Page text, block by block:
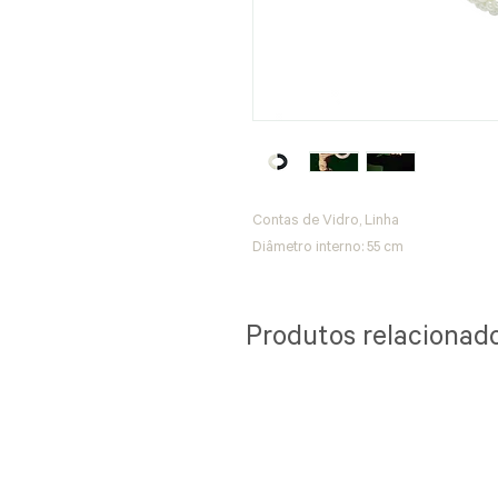
Contas de Vidro, Linha
Diâmetro interno: 55 cm
Produtos